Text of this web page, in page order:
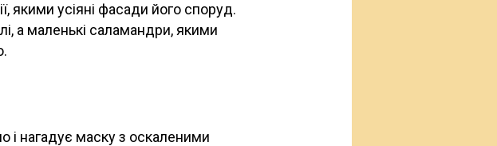
якими усіяні фасади його споруд.
а маленькі саламандри, якими
і нагадує маску з оскаленими